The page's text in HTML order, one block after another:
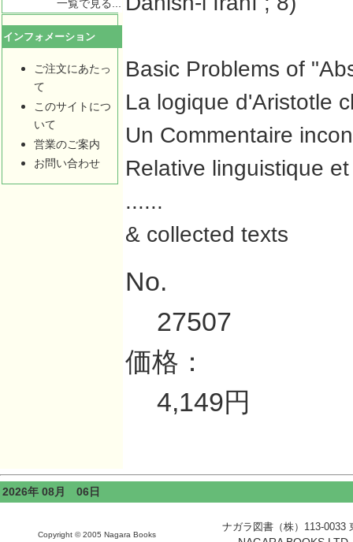
一覧で見る...
インフォメーション
ご注文にあたっ
て
このサイトにつ
いて
営業のご案内
お問い合わせ
Basic Problems of
La logique d'Aristotle
Un Commentaire
Relative linguistique
......
& collected texts
No.
27507
価格：
4,149円
2026年 08月 06日
Copyright © 2005 Nagara Books
ナガラ図書（株）113-